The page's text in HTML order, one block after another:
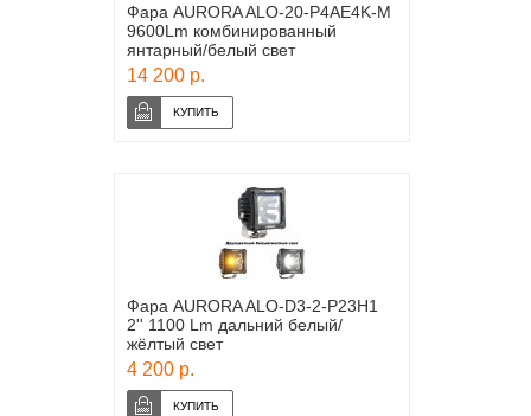
Фара AURORA ALO-20-P4AE4K-M
9600Lm комбинированный
янтарный/белый свет
14 200 р.
Фара AURORA ALO-D3-2-P23H1
2'' 1100 Lm дальний белый/
жёлтый свет
4 200 р.